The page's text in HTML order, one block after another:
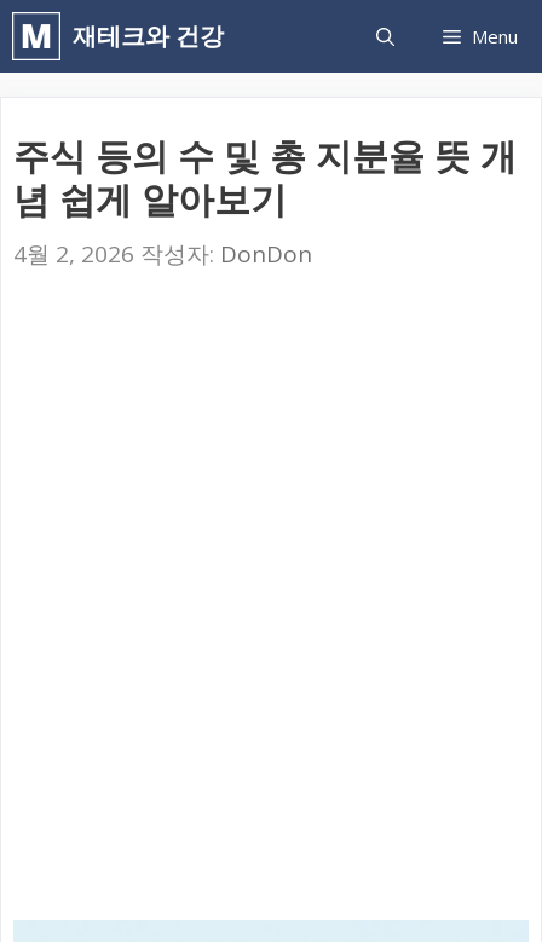
컨
텐
로
건
너
뛰
재테크와 건강 Menu
주식 등의 수 및 총 지분율 뜻 개
념 쉽게 알아보기
4월 2, 2026 작성자: DonDon